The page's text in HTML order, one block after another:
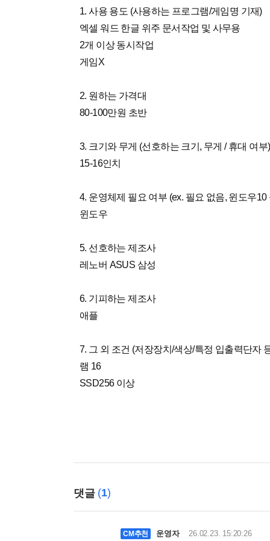
1. 사용 용도 (사용하는 프로그램/게임명 기재)
엑셀 워드 한글 위주 문서작업 및 사무용
2개 이상 동시작업
게임X
2. 원하는 가격대
80-100만원 초반
3. 크기와 무게 (선호하는 크기, 무게 / 휴대 여부)
15-16인치
4. 운영체제 필요 여부 (ex. 필요 없음, 윈도우10
윈도우
5. 선호하는 제조사
레노버 ASUS 삼성
6. 기피하는 제조사
애플
7. 그 외 조건 (저장장치/색상/특정 입출력단자
램 16
SSD256 이상
댓글 (1)
CM추천 운영자 26.02.23. 15:20:26